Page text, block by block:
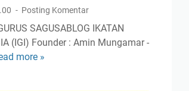
Posting Komentar
SAGUSABLOG IKATAN
(IGI) Founder : Amin Mungamar -
more »